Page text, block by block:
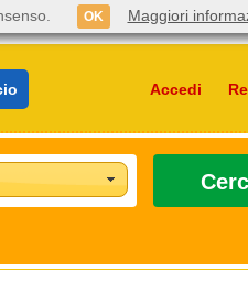
Accedi
OK Maggiori